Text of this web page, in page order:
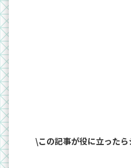
\この記事が役に立った